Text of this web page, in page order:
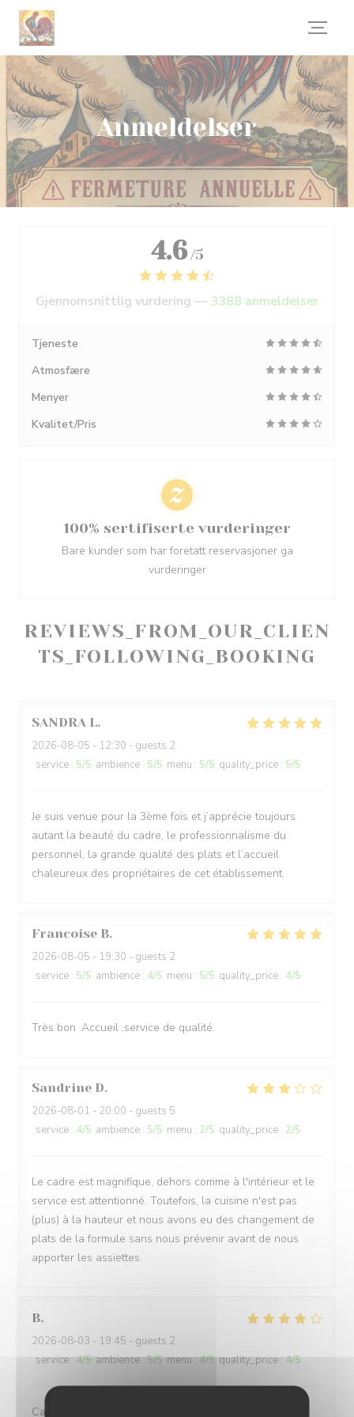
Panel for informasjonskapsler
Anmeldelser
REVIEWS_FROM_OUR_CLIEN
TS_FOLLOWING_BOOKING
SANDRA L
2026-08-05 - 12:30 - guests 2
service : 5/5 ambience : 5/5 menu : 5/5 quality_price : 5/5
Je suis venue pour la 3ème fois et j’apprécie toujours
autant la beauté du cadre, le professionnalisme du
personnel, la grande qualité des plats et l’accueil
chaleureux des propriétaires de cet établissement.
Francoise B
2026-08-05 - 19:30 - guests 2
service : 5/5 ambience : 4/5 menu : 5/5 quality_price : 4/5
Très bon .Accueil ,service de qualité.
Sandrine D
2026-08-01 - 20:00 - guests 5
service : 4/5 ambience : 5/5 menu : 2/5 quality_price : 2/5
Le cadre est magnifique, dehors comme à l'intérieur et le
service est attentionné. Toutefois, la cuisine n'est pas
(plus) à la hauteur et nous avons eu des changement de
plats de la formule sans nous prévenir avant de nous
apporter les assiettes.
B
2026-08-03 - 19:45 - guests 2
service:4/5 ambience:5/5 menu:4/5 quality_price:4/5
Cadre chaleureux , Accueil attentif , Carte et Menu
4.6 /5
Gjennomsnittlig vurdering — 3388 anmeldelser
Tjeneste
Atmosfære
Menyer
Kvalitet/Pris
100% sertifiserte vurderinger
Bare kunder som har foretatt reservasjoner ga
vurderinger